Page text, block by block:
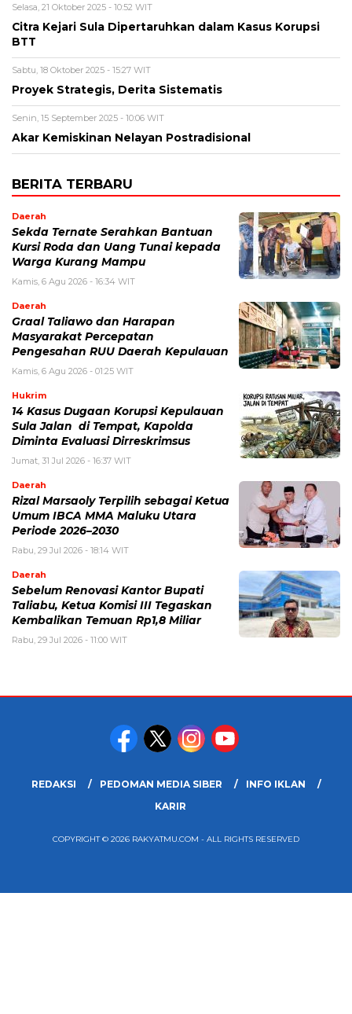
Selasa, 21 Oktober 2025 - 10:52 WIT
Citra Kejari Sula Dipertaruhkan dalam Kasus Korupsi
BTT
Sabtu, 18 Oktober 2025 - 15:27 WIT
Proyek Strategis, Derita Sistematis
Senin, 15 September 2025 - 10:06 WIT
Akar Kemiskinan Nelayan Postradisional
BERITA TERBARU
Daerah
Sekda Ternate Serahkan Bantuan
Kursi Roda dan Uang Tunai kepada
Warga Kurang Mampu
Kamis, 6 Agu 2026 - 16:34 WIT
Daerah
Graal Taliawo dan Harapan
Masyarakat Percepatan
Pengesahan RUU Daerah Kepulauan
Kamis, 6 Agu 2026 - 01:25 WIT
Hukrim
14 Kasus Dugaan Korupsi Kepulauan
Sula Jalan di Tempat, Kapolda
Diminta Evaluasi Dirreskrimsus
Jumat, 31 Jul 2026 - 16:37 WIT
Daerah
Rizal Marsaoly Terpilih sebagai Ketua
Umum IBCA MMA Maluku Utara
Periode 2026–2030
Rabu, 29 Jul 2026 - 18:14 WIT
Daerah
Sebelum Renovasi Kantor Bupati
Taliabu, Ketua Komisi III Tegaskan
Kembalikan Temuan Rp1,8 Miliar
Rabu, 29 Jul 2026 - 11:00 WIT
REDAKSI PEDOMAN MEDIA SIBER
INFO IKLAN
KARIR
COPYRIGHT © 2026 RAKYATMU.COM - ALL RIGHTS RESERVED